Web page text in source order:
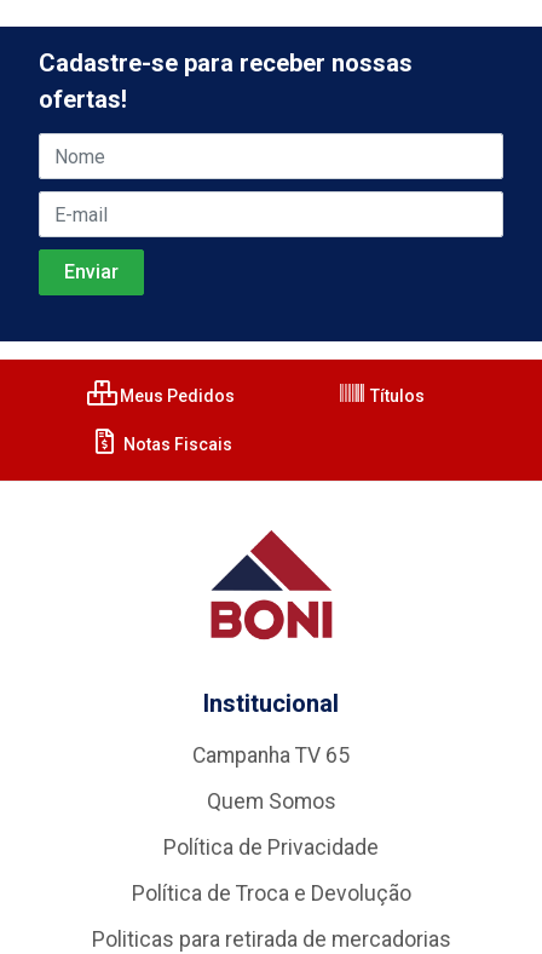
Cadastre-se para receber nossas
ofertas!
Meus Pedidos Títulos
Notas Fiscais
Institucional
Campanha TV 65
Quem Somos
Política de Privacidade
Política de Troca e Devolução
Politicas para retirada de mercadorias